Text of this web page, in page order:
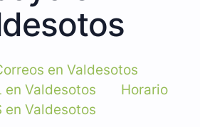
en Valdesotos
en Valdesotos
Horario
en Valdesotos